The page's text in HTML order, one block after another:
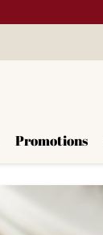
Promotions